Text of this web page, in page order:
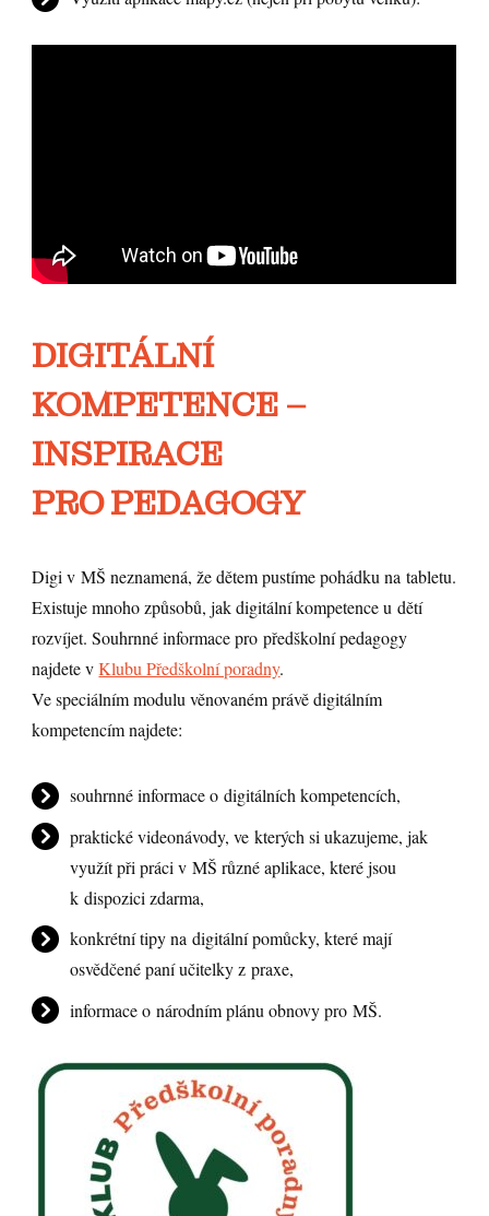
DIGITÁLNÍ
KOMPETENCE –
INSPIRACE
PRO PEDAGOGY
Digi v MŠ neznamená, že dětem pustíme pohádku na tabletu.
Existuje mnoho způsobů, jak digitální kompetence u dětí
rozvíjet. Souhrnné informace pro předškolní pedagogy
najdetevKlubu Předškolní poradny.
Ve speciálním modulu věnovaném právě digitálním
kompetencím najdete:
souhrnné informace o digitálních kompetencích,
praktické videonávody, ve kterých si ukazujeme, jak
využít při práci v MŠ různé aplikace, které jsou
k dispozici zdarma,
konkrétní tipy na digitální pomůcky, které mají
osvědčené paní učitelky z praxe,
informace o národním plánu obnovy pro MŠ.